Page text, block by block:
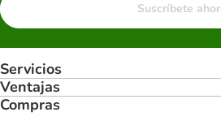
Suscríbete
Servicios
Ventajas
Compras